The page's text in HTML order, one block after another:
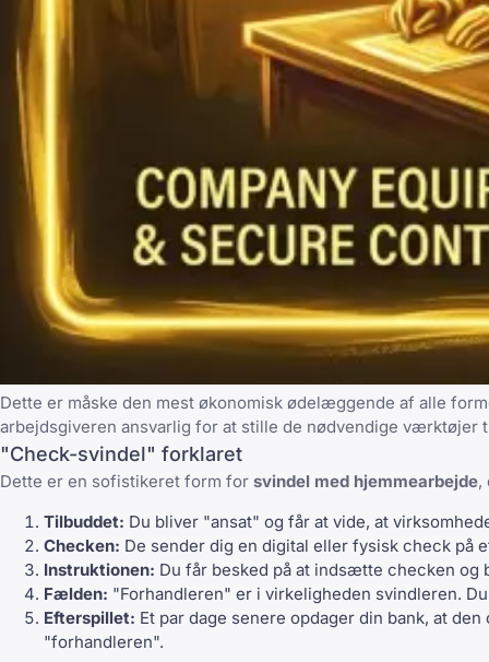
Dette er måske den mest økonomisk ødelæggende af alle
arbejdsgiveren ansvarlig for at stille de nødvendige
"Check-svindel" forklaret
Dette er en sofistikeret form for svindel med hjemmearbejde,
Tilbuddet: Du bliver "ansat" og får at vide, at
Checken: De sender dig en digital eller fysisk check på
Instruktionen: Du får besked på at indsætte checken
Fælden: "Forhandleren" er i virkeligheden svindleren.
Efterspillet: Et par dage senere opdager din bank, at
"forhandleren".